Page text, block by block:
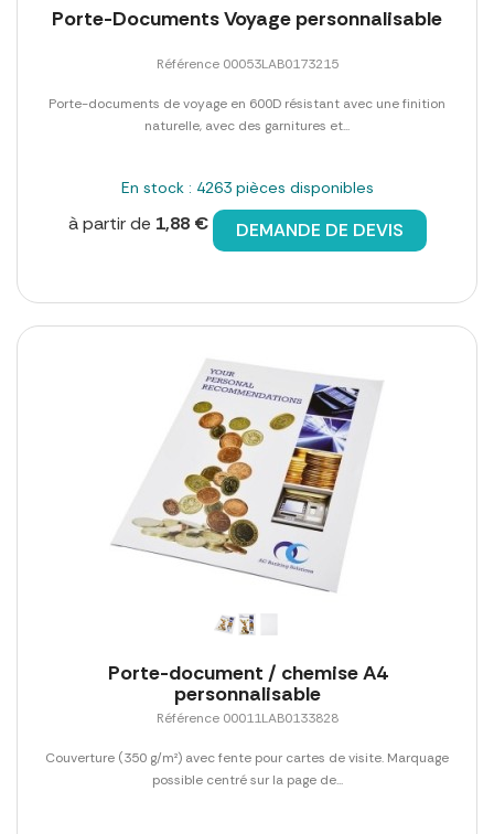
Porte-Documents Voyage personnalisable
Référence 00053LAB0173215
Porte-documents de voyage en 600D résistant avec une finition
naturelle, avec des garnitures et...
En stock : 4263 pièces disponibles
à partir de 1,88 € DEMANDE DE DEVIS
Porte-document / chemise A4
personnalisable
Référence 00011LAB0133828
Couverture (350 g/m²) avec fente pour cartes de visite. Marquage
possible centré sur la page de...